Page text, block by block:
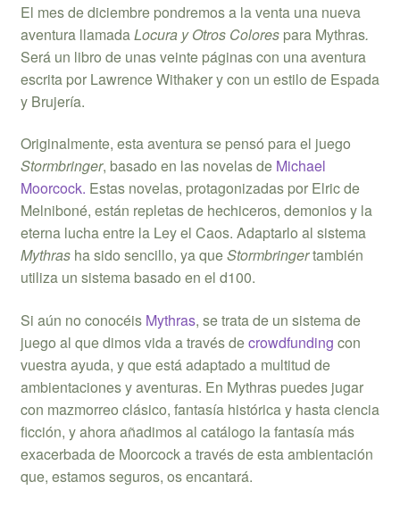
El mes de diciembre pondremos a la venta una nueva
aventura llamadaLocura y Otros Colorespara Mythras.
Será un libro de unas veinte páginas con una aventura
escrita por Lawrence Withaker y con un estilo de Espada
y Brujería.
Originalmente, esta aventura se pensó para el juego
Stormbringer, basado en las novelas de Michael
Moorcock. Estas novelas, protagonizadas por Elric de
Melniboné, están repletas de hechiceros, demonios y la
eterna lucha entre la Ley el Caos. Adaptarlo al sistema
Mythras ha sido sencillo, ya queStormbringertambién
utiliza un sistema basado en el d100.
Si aún no conocéis Mythras, se trata de un sistema de
juego al que dimos vida a través decrowdfunding con
vuestra ayuda, y que está adaptado a multitud de
ambientaciones y aventuras. En Mythras puedes jugar
con mazmorreo clásico, fantasía histórica y hasta ciencia
ficción, y ahora añadimos al catálogo la fantasía más
exacerbada de Moorcock a través de esta ambientación
que, estamos seguros, os encantará.